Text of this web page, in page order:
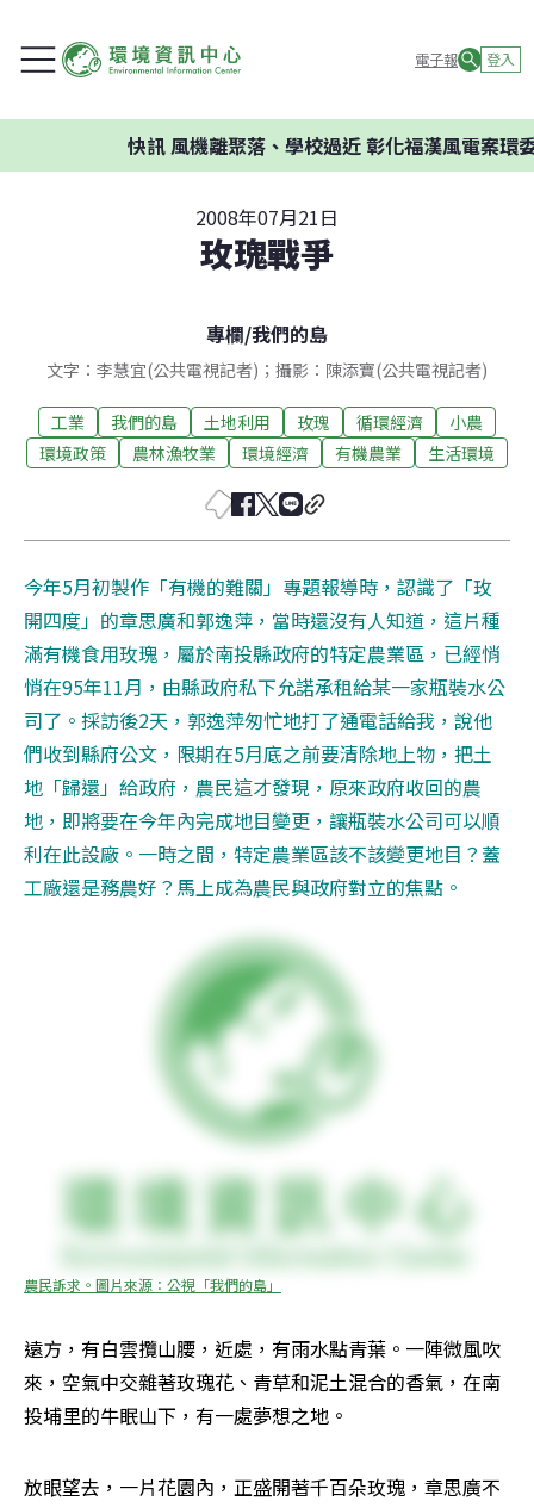
電子報 登入
風機離聚落、學校過近 彰化福漢風電案環委建議
2008年07月21日
玫瑰戰爭
專欄/我們的島
文字：李慧宜(公共電視記者)；攝影：陳添寶(公共電視記者)
工業 我們的島 土地利用 玫瑰 循環經濟
小農
環境政策
農林漁牧業 環境經濟 有機農業 生活環境
今年5月初製作「有機的難關」專題報導時，認識了「玫
開四度」的章思廣和郭逸萍，當時還沒有人知道，這片種
滿有機食用玫瑰，屬於南投縣政府的特定農業區，已經悄
悄在95年11月，由縣政府私下允諾承租給某一家瓶裝水公
司了。採訪後2天，郭逸萍匆忙地打了通電話給我，說他
們收到縣府公文，限期在5月底之前要清除地上物，把土
地「歸還」給政府，農民這才發現，原來政府收回的農
地，即將要在今年內完成地目變更，讓瓶裝水公司可以順
利在此設廠。一時之間，特定農業區該不該變更地目？蓋
工廠還是務農好？馬上成為農民與政府對立的焦點。
農民訴求。圖片來源：公視「我們的島」
遠方，有白雲攬山腰，近處，有雨水點青葉。一陣微風吹
來，空氣中交雜著玫瑰花、青草和泥土混合的香氣，在南
投埔里的牛眠山下，有一處夢想之地。
放眼望去，一片花園內，正盛開著千百朵玫瑰，章思廣不